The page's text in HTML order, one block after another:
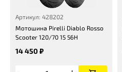
Артикул: 428202
Мотошина Pirelli Diablo Rosso
Scooter 120/70 15 56H
14 450 ₽